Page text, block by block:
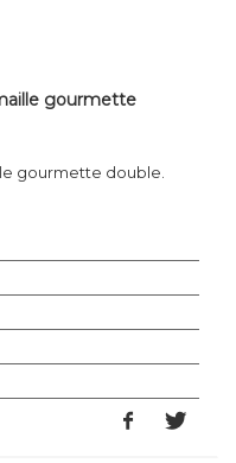
gourmette
gourmette double.